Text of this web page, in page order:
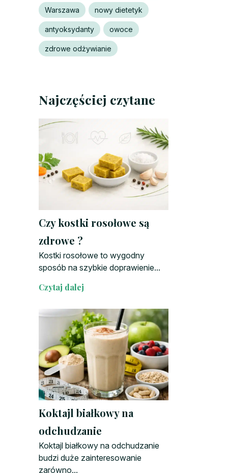
Warszawa nowy dietetyk
antyoksydanty owoce
zdrowe odżywianie
Najczęściej czytane
Czy kostki rosołowe są
zdrowe ?
Kostki rosołowe to wygodny
sposób na szybkie doprawienie...
Czytaj dalej
Koktajl białkowy na
odchudzanie
Koktajl białkowy na odchudzanie
budzi duże zainteresowanie
zarówno...